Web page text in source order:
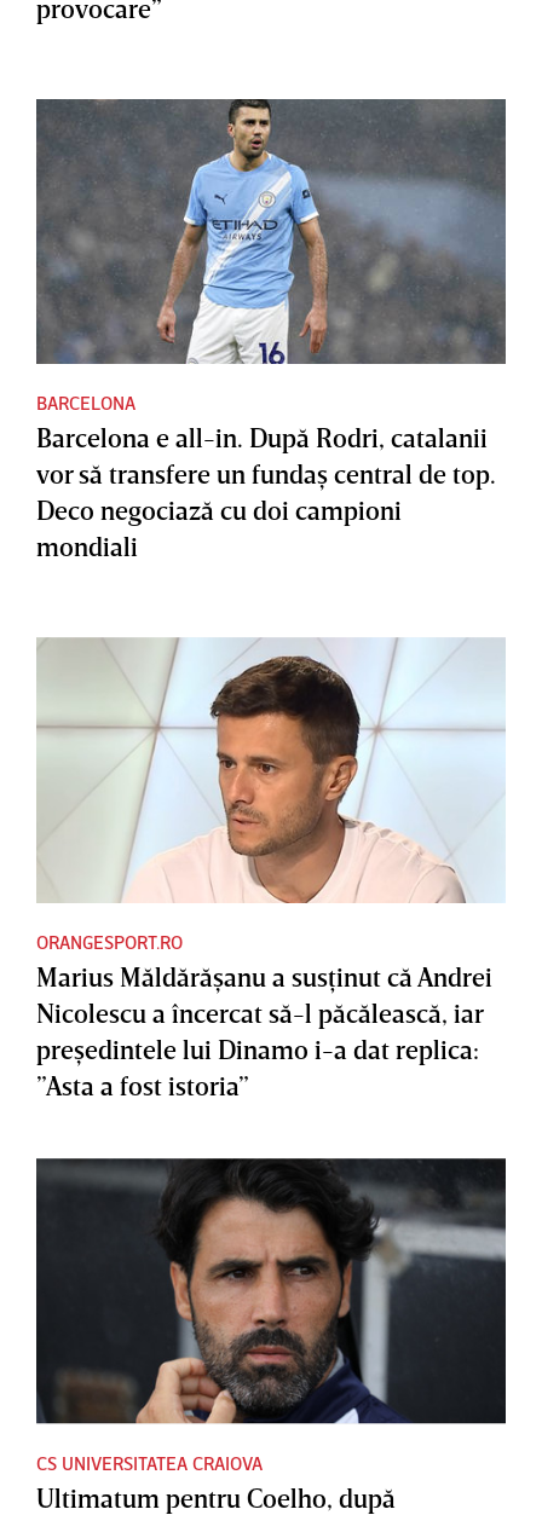
provocare”
BARCELONA
Barcelona e all-in. După Rodri, catalanii
vor să transfere un fundaş central de top.
Deco negociază cu doi campioni
mondiali
ORANGESPORT.RO
Marius Măldărăşanu a susţinut că Andrei
Nicolescu a încercat să-l păcălească, iar
preşedintele lui Dinamo i-a dat replica:
”Asta a fost istoria”
CS UNIVERSITATEA CRAIOVA
Ultimatum pentru Coelho, după